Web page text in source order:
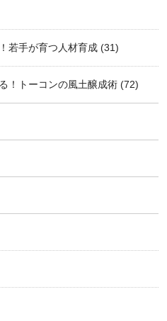
若手が育つ人材育成 (31)
！トーコンの風土醸成術 (72)